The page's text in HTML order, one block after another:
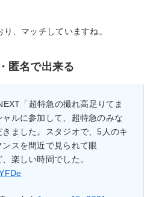
、マッチしていますね。
匿名で出来る
「超特急の撮れ高足りてま
ルに参加して、超特急のみな
ました。スタジオで、5人のキ
スを間近で見られて眼
楽しい時間でした。